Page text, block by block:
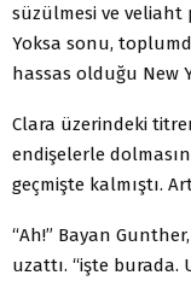
süzülmesi ve veliaht
Yoksa sonu,
hassas olduğu New
Clara üzerindeki
endişelerle
geçmişte kalmıştı.
“Ah!” Bayan
uzattı. “işte burada.